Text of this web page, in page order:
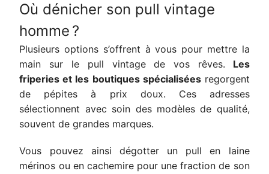
Où dénicher son pull vintage
homme ?
Plusieurs options s’offrent à vous pour mettre la
main sur le pull vintage de vos rêves. Les
friperies et les boutiques spécialiséesregorgent
de pépites à prix doux. Ces adresses
sélectionnent avec soin des modèles de qualité,
souvent de grandes marques.
Vous pouvez ainsi dégotter un pull en laine
mérinos ou en cachemire pour une fraction de son